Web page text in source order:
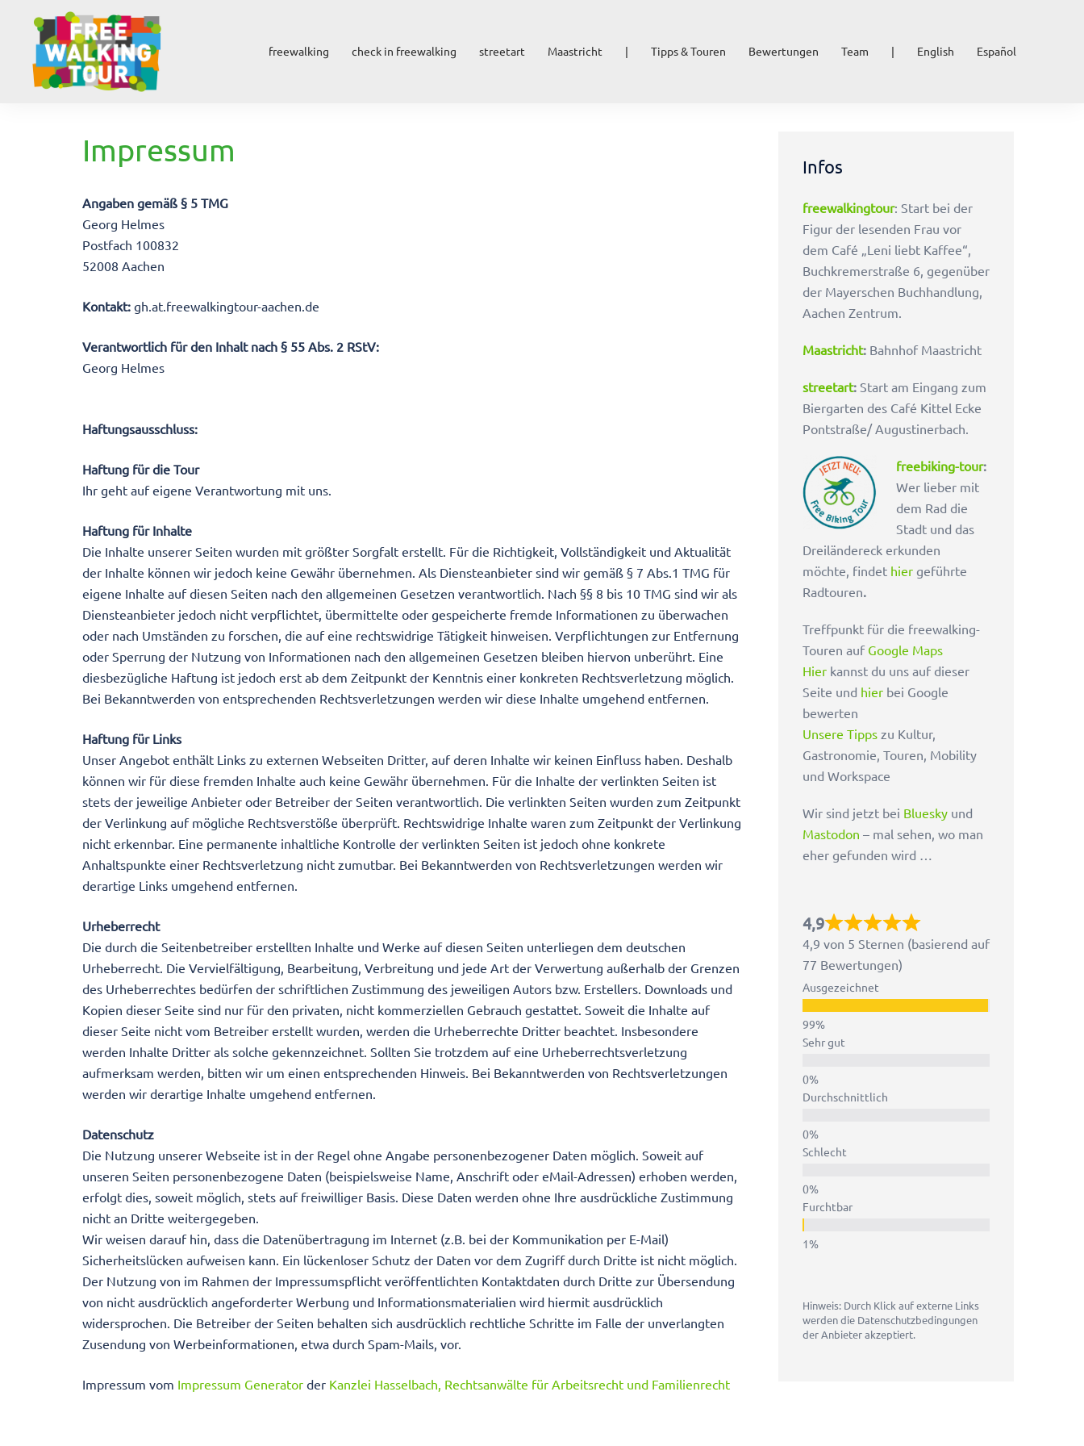
springen
freewalking check in freewalking streetart Maastricht | Tipps & Touren Bewertungen Team | English Español
Impressum
Angaben gemäß § 5 TMG
Georg Helmes
Postfach 100832
52008 Aachen
Kontakt: gh.at.freewalkingtour-aachen.de
Verantwortlich für den Inhalt nach § 55 Abs. 2 RStV:
Georg Helmes
Haftungsausschluss:
Haftung für die Tour
Ihr geht auf eigene Verantwortung mit uns.
Haftung für Inhalte
Die Inhalte unserer Seiten wurden mit größter Sorgfalt erstellt. Für die Richtigkeit, Vollständigkeit und Aktualität
der Inhalte können wir jedoch keine Gewähr übernehmen. Als Diensteanbieter sind wir gemäß § 7 Abs.1 TMG für
eigene Inhalte auf diesen Seiten nach den allgemeinen Gesetzen verantwortlich. Nach §§ 8 bis 10 TMG sind wir als
Diensteanbieter jedoch nicht verpflichtet, übermittelte oder gespeicherte fremde Informationen zu überwachen
oder nach Umständen zu forschen, die auf eine rechtswidrige Tätigkeit hinweisen. Verpflichtungen zur Entfernung
oder Sperrung der Nutzung von Informationen nach den allgemeinen Gesetzen bleiben hiervon unberührt. Eine
diesbezügliche Haftung ist jedoch erst ab dem Zeitpunkt der Kenntnis einer konkreten Rechtsverletzung möglich.
Bei Bekanntwerden von entsprechenden Rechtsverletzungen werden wir diese Inhalte umgehend entfernen.
Haftung für Links
Unser Angebot enthält Links zu externen Webseiten Dritter, auf deren Inhalte wir keinen Einfluss haben. Deshalb
können wir für diese fremden Inhalte auch keine Gewähr übernehmen. Für die Inhalte der verlinkten Seiten ist
stets der jeweilige Anbieter oder Betreiber der Seiten verantwortlich. Die verlinkten Seiten wurden zum Zeitpunkt
der Verlinkung auf mögliche Rechtsverstöße überprüft. Rechtswidrige Inhalte waren zum Zeitpunkt der Verlinkung
nicht erkennbar. Eine permanente inhaltliche Kontrolle der verlinkten Seiten ist jedoch ohne konkrete
Anhaltspunkte einer Rechtsverletzung nicht zumutbar. Bei Bekanntwerden von Rechtsverletzungen werden wir
derartige Links umgehend entfernen.
Urheberrecht
Die durch die Seitenbetreiber erstellten Inhalte und Werke auf diesen Seiten unterliegen dem deutschen
Urheberrecht. Die Vervielfältigung, Bearbeitung, Verbreitung und jede Art der Verwertung außerhalb der Grenzen
des Urheberrechtes bedürfen der schriftlichen Zustimmung des jeweiligen Autors bzw. Erstellers. Downloads und
Kopien dieser Seite sind nur für den privaten, nicht kommerziellen Gebrauch gestattet. Soweit die Inhalte auf
dieser Seite nicht vom Betreiber erstellt wurden, werden die Urheberrechte Dritter beachtet. Insbesondere
werden Inhalte Dritter als solche gekennzeichnet. Sollten Sie trotzdem auf eine Urheberrechtsverletzung
aufmerksam werden, bitten wir um einen entsprechenden Hinweis. Bei Bekanntwerden von Rechtsverletzungen
werden wir derartige Inhalte umgehend entfernen.
Datenschutz
Die Nutzung unserer Webseite ist in der Regel ohne Angabe personenbezogener Daten möglich. Soweit auf
unseren Seiten personenbezogene Daten (beispielsweise Name, Anschrift oder eMail-Adressen) erhoben werden,
erfolgt dies, soweit möglich, stets auf freiwilliger Basis. Diese Daten werden ohne Ihre ausdrückliche Zustimmung
nicht an Dritte weitergegeben.
Wir weisen darauf hin, dass die Datenübertragung im Internet (z.B. bei der Kommunikation per E-Mail)
Sicherheitslücken aufweisen kann. Ein lückenloser Schutz der Daten vor dem Zugriff durch Dritte ist nicht möglich.
Der Nutzung von im Rahmen der Impressumspflicht veröffentlichten Kontaktdaten durch Dritte zur Übersendung
von nicht ausdrücklich angeforderter Werbung und Informationsmaterialien wird hiermit ausdrücklich
widersprochen. Die Betreiber der Seiten behalten sich ausdrücklich rechtliche Schritte im Falle der unverlangten
Zusendung von Werbeinformationen, etwa durch Spam-Mails, vor.
Impressum vom Impressum Generator der Kanzlei Hasselbach, Rechtsanwälte für Arbeitsrecht und Familienrecht
Infos
freewalkingtour: Start bei der
Figur der lesenden Frau vor
dem Café „Leni liebt Kaffee“,
Buchkremerstraße 6, gegenüber
der Mayerschen Buchhandlung,
Aachen Zentrum.
Maastricht:Bahnhof Maastricht
streetart: Start am Eingang zum
Biergarten des Café Kittel Ecke
Pontstraße/ Augustinerbach.
freebiking-tour:
Wer lieber mit
dem Rad die
Stadt und das
Dreiländereck erkunden
möchte, findet hiergeführte
Radtouren.
Treffpunkt für die freewalking-
Touren auf Google Maps
Hierkannst du uns auf dieser
Seite und hierbei Google
bewerten
Unsere Tippszu Kultur,
Gastronomie, Touren, Mobility
und Workspace
Wir sind jetzt bei Blueskyund
Mastodon – mal sehen, wo man
eher gefunden wird …
4,9
4,9 von 5 Sternen (basierend auf
77 Bewertungen)
Ausgezeichnet
Sehr gut
Durchschnittlich
Schlecht
Furchtbar
Hinweis: Durch Klick auf externe Links
werden die Datenschutzbedingungen
der Anbieter akzeptiert.